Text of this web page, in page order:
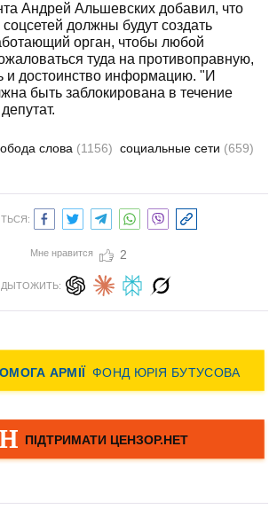
Андрей Альшевских добавил, что
должны будут создать
орган, чтобы любой
туда на противоправную,
и достоинство информацию. "И
быть заблокирована в течение
слова (1156) социальные сети (659)
Мне нравится 2